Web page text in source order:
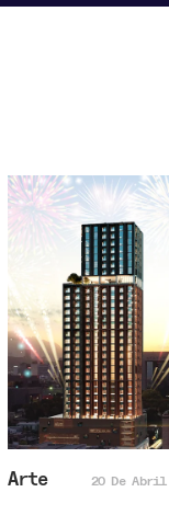
Arte 20 De Abril